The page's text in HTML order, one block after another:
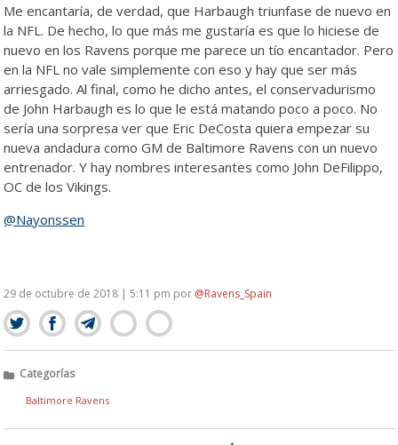
Me encantaría, de verdad, que Harbaugh triunfase de nuevo en
la NFL. De hecho, lo que más me gustaría es que lo hiciese de
nuevo en los Ravens porque me parece un tío encantador. Pero
en la NFL no vale simplemente con eso y hay que ser más
arriesgado. Al final, como he dicho antes, el conservadurismo
de John Harbaugh es lo que le está matando poco a poco. No
sería una sorpresa ver que Eric DeCosta quiera empezar su
nueva andadura como GM de Baltimore Ravens con un nuevo
entrenador. Y hay nombres interesantes como John DeFilippo,
OC de los Vikings.
@Nayonssen
29 de octubre de 2018 | 5:11 pm por @Ravens_Spain
Categorías
Baltimore Ravens